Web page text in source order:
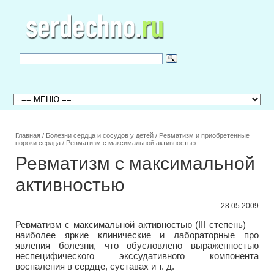
Главная / Болезни сердца и сосудов у детей / Ревматизм и приобретенные
пороки сердца / Ревматизм с максимальной активностью
Ревматизм с максимальной
активностью
28.05.2009
Ревматизм с максимальной активностью (III степень) —
наиболее яркие клинические и лабораторные про
явления болезни, что обусловлено выраженностью
неспецифического экссудативного компонента
воспаления в сердце, суставах и т. д.